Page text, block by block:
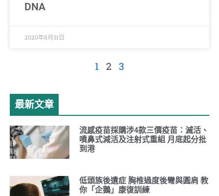
DNA
2020年8月31日
1 2 3
最新文章
流感疫苗採購涉4款三價疫苗：滅活、
噴鼻式減活及注射式重組 月底起分批
到港
低頭族後遺症 胸椎過度後彎與圓肩 教
你「企鵝」康復訓練